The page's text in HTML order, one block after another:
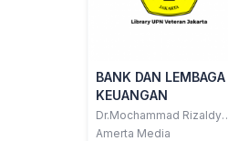
BANK DAN LEMBAGA
KEUANGAN
Dr.Mochammad Rizaldy
Insan Baihaqqy SE.MM.
Amerta Media